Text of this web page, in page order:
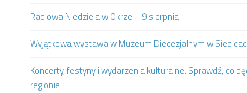
Radiowa Niedziela w Okrzei - 9 sierpnia
Wyjątkowa wystawa w Muzeum Diecezjalnym w
Koncerty, festyny i wydarzenia kulturalne. Sprawdź, co
regionie